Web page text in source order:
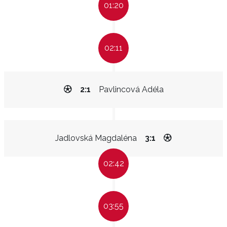
01:20
02:11
Pavlincová Adéla
2:1
Jadlovská Magdaléna 3:1
02:42
03:55